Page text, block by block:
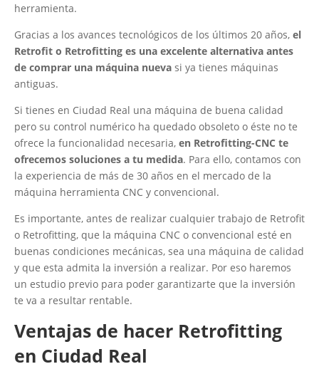
herramienta.
Gracias a los avances tecnológicos de los últimos 20 años, el
Retrofit o Retrofitting es una excelente alternativa antes
de comprar una máquina nueva si ya tienes máquinas
antiguas.
Si tienes en Ciudad Real una máquina de buena calidad
pero su control numérico ha quedado obsoleto o éste no te
ofrece la funcionalidad necesaria, en Retrofitting-CNC te
ofrecemos soluciones a tu medida. Para ello, contamos con
la experiencia de más de 30 años en el mercado de la
máquina herramienta CNC y convencional.
Es importante, antes de realizar cualquier trabajo de Retrofit
o Retrofitting, que la máquina CNC o convencional esté en
buenas condiciones mecánicas, sea una máquina de calidad
y que esta admita la inversión a realizar. Por eso haremos
un estudio previo para poder garantizarte que la inversión
te va a resultar rentable.
Ventajas de hacer Retrofitting
en Ciudad Real